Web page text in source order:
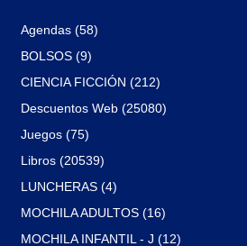
Agendas (58)
BOLSOS (9)
CIENCIA FICCIÓN (212)
Descuentos Web (25080)
Juegos (75)
Libros (20539)
LUNCHERAS (4)
MOCHILA ADULTOS (16)
MOCHILA INFANTIL - J (12)